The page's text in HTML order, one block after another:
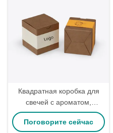
Квадратная коробка для
свечей с ароматом,
индивидуальная упаковка,
крафт-бумага, подарочная
Поговорите сейчас